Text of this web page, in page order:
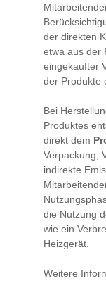
der direkten
etwa aus der
eingekaufter
der Produkte
Bei
Produktes
direkt dem
Verpackung,
indirekte
die Nutzung
wie ein
Heizgerät.
Weitere